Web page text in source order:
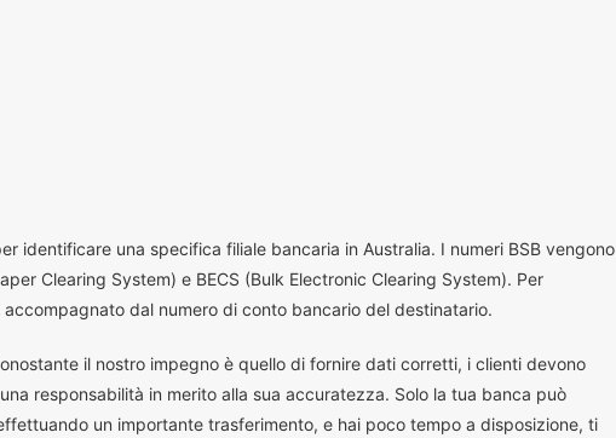
identificare una specifica filiale bancaria in Australia. I numeri BSB vengono
Clearing System) e BECS (Bulk Electronic Clearing System). Per
dal numero di conto bancario del destinatario.
il nostro impegno è quello di fornire dati corretti, i clienti devono
responsabilità in merito alla sua accuratezza. Solo la tua banca può
un importante trasferimento, e hai poco tempo a disposizione, ti